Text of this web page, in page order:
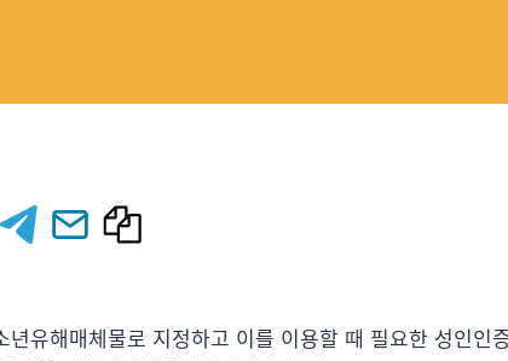
유해매체물로 지정하고 이를 이용할 때 필요한 성인인